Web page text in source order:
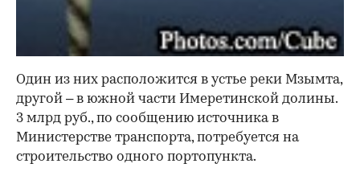
Один из них расположится в устье реки Мзымта,
другой – в южной части Имеретинской долины.
3 млрд руб., по сообщению источника в
Министерстве транспорта, потребуется на
строительство одного портопункта.